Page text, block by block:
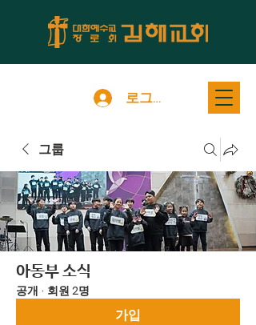
로그인
그룹
아동부 소식
공개 · 회원 2명
가입